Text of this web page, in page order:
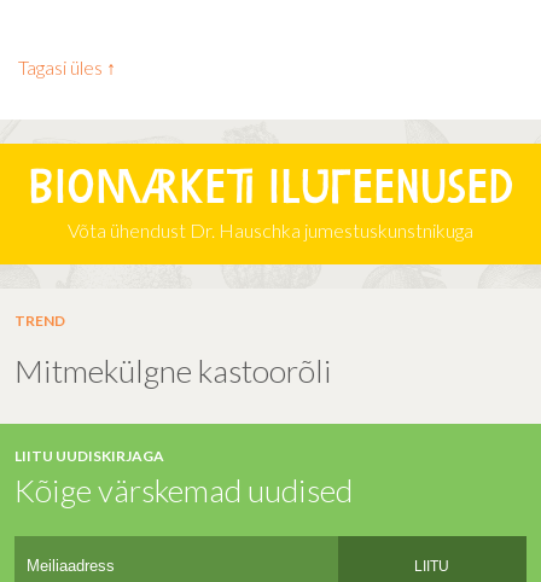
Tagasi üles ↑
Biomarketi iluteenused
Võta ühendust Dr. Hauschka jumestuskunstnikuga
TREND
Mitmekülgne kastoorõli
LIITU UUDISKIRJAGA
Kõige värskemad uudised
LIITU